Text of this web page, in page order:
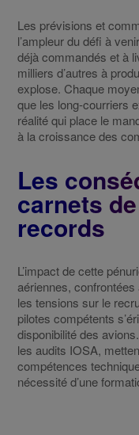
Les prévisions et
l’ampleur du défi à
déjà commandés et à
milliers d’autres à
explose. Chaque
que les long-courriers
réalité qui place le
à la croissance des
Les
carnets
records
L’impact de cette
aériennes,
les tensions sur le
pilotes compétents
disponibilité des
les audits IOSA,
compétences
nécessité d’une